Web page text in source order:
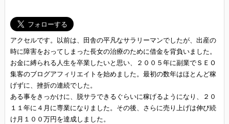
アクセルです。以前は、田舎の平凡なサラリーマンでしたが、出産の
時に障害をおってしまった長女の治療のために借金を背負いました。
お金に縛られる人生を卒業したいと思い、２００５年に副業でＳＥＯ
集客のブログアフィリエイトを始めました。最初の数年はほとんど稼
げずに、挫折の連続でした。
ある事をきっかけに、脱サラできるぐらいに稼げるようになり、２０
１１年に４月に専業になりました。その後、さらに売り上げは伸び続
け月１００万円を達成しました。